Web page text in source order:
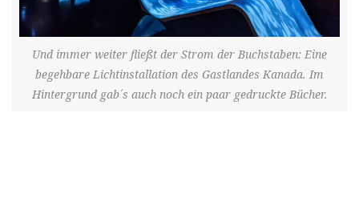
Und immer weiter fließt der Strom der Buchstaben: Eine
begehbare Lichtinstallation des Gastlandes Kanada. Im
Hintergrund gab´s auch noch ein paar gedruckte Bücher.